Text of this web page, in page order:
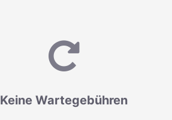
Keine Wartegebühren